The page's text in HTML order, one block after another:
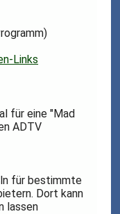
Links
für eine "Mad
ADTV
für bestimmte
Dort kann
lassen